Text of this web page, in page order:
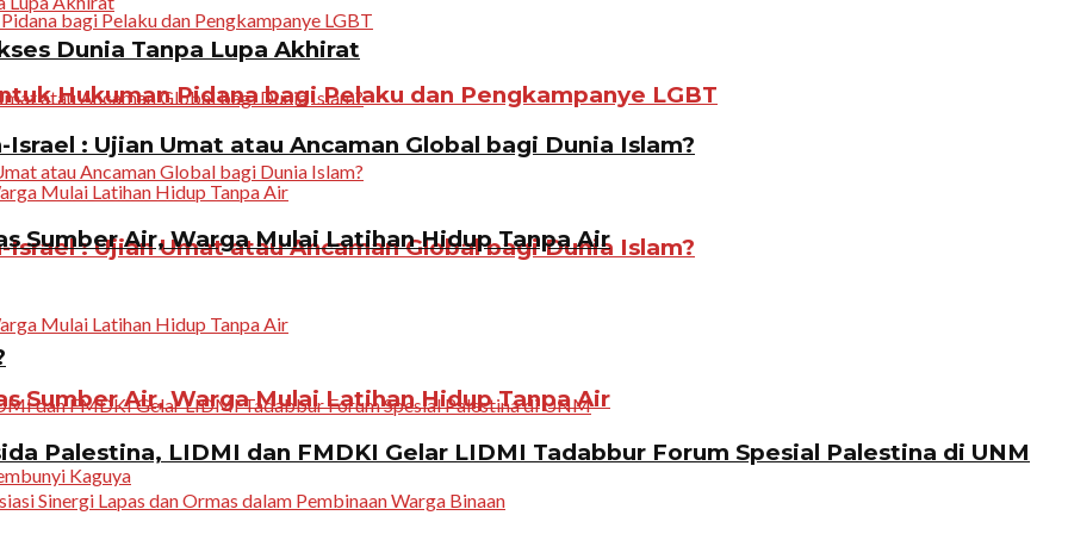
Hukuman Pidana bagi Pelaku dan Pengkampanye LGBT
: Ujian Umat atau Ancaman Global bagi Dunia Islam?
Sumber Air, Warga Mulai Latihan Hidup Tanpa Air
Dunia Tanpa Lupa Akhirat
: Ujian Umat atau Ancaman Global bagi Dunia Islam?
Sumber Air, Warga Mulai Latihan Hidup Tanpa Air
Palestina, LIDMI dan FMDKI Gelar LIDMI Tadabbur Forum Spesial Palestina di UNM